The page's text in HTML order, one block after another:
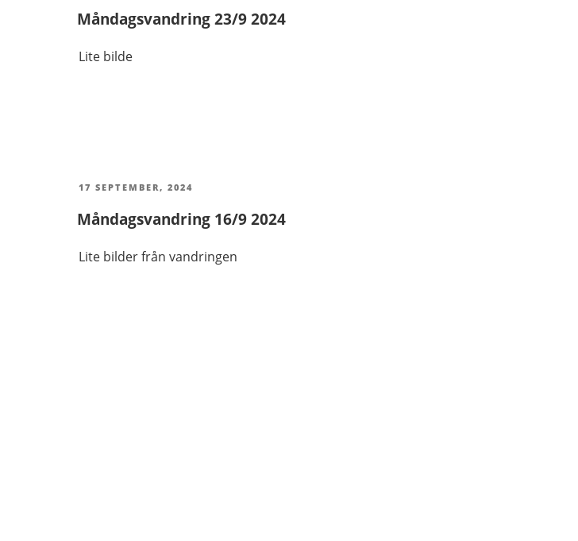
Måndagsvandring 23/9 2024
Lite bilde
PUBLICERAT
17 SEPTEMBER, 2024
Måndagsvandring 16/9 2024
Lite bilder från vandringen